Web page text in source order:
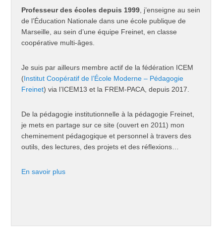
Professeur des écoles depuis 1999 , j’enseigne au sein
de l’Éducation Nationale dans une école publique de
Marseille, au sein d’une équipe Freinet, en classe
coopérative multi-âges.
Je suis par ailleurs membre actif de la fédération ICEM
(Institut Coopératif de l’École Moderne – Pédagogie
Freinet) via l’ICEM13 et la FREM-PACA, depuis 2017.
De la pédagogie institutionnelle à la pédagogie Freinet,
je mets en partage sur ce site (ouvert en 2011) mon
cheminement pédagogique et personnel à travers des
outils, des lectures, des projets et des réflexions…
En savoir plus